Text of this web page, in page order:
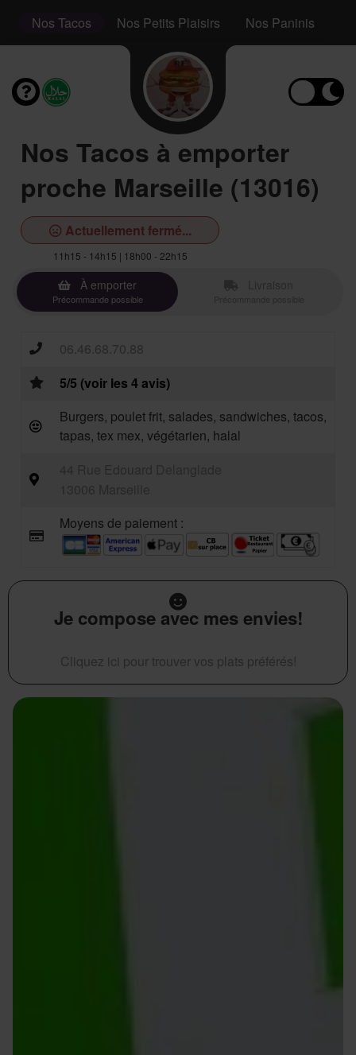
Nos Tacos Nos Petits Plaisirs Nos Paninis
Nos Tacos à emporter
proche Marseille (13016)
Actuellement fermé...
11h15 - 14h15 | 18h00 - 22h15
À emporter
Précommande possible
06.46.68.70.88
5/5 (voir les 4 avis)
Burgers, poulet frit, salades, sandwiches, tacos,
tapas, tex mex, végétarien, halal
Moyens de paiement :
Je compose avec mes envies!
Cliquez ici pour trouver vos plats préférés!